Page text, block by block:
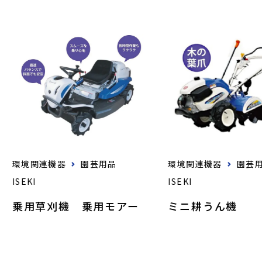
環境関連機器
園芸用品
ISEKI
乗用草刈機 乗用モアー
環境関連機器
園芸
ISEKI
ミニ耕うん機